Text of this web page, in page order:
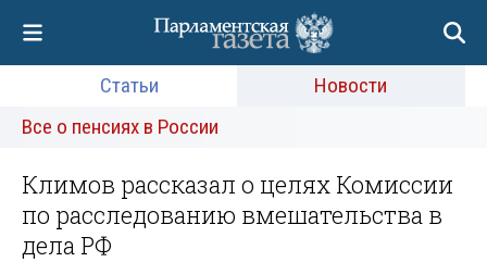
Статьи
Новости
Все о пенсиях в России
Климов рассказал о целях Комиссии
по расследованию вмешательства в
дела РФ